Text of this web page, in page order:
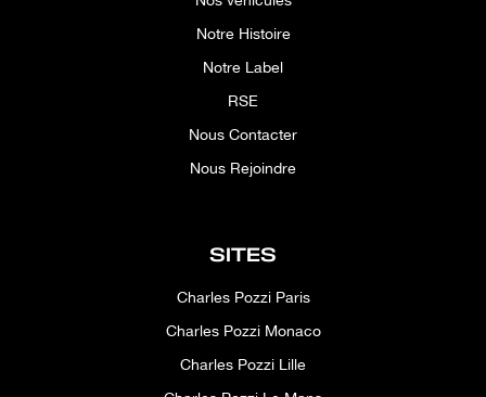
Notre Histoire
Notre Label
RSE
Nous Contacter
Nous Rejoindre
SITES
Charles Pozzi Paris
Charles Pozzi Monaco
Charles Pozzi Lille